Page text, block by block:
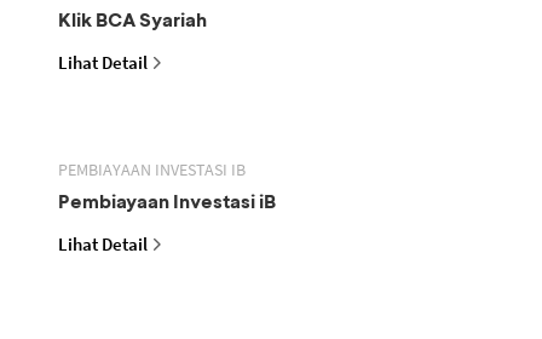
Klik BCA Syariah
Lihat Detail
PEMBIAYAAN INVESTASI IB
Pembiayaan Investasi iB
Lihat Detail